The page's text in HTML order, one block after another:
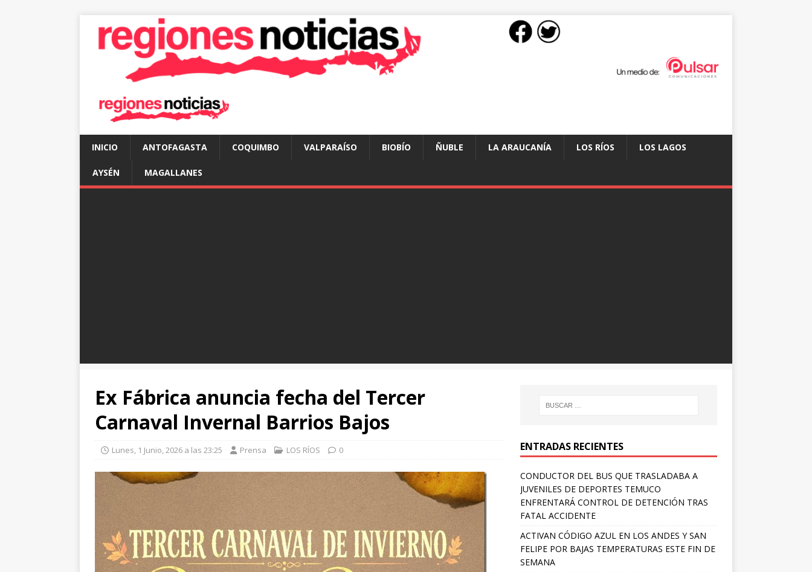
INICIO ANTOFAGASTA COQUIMBO VALPARAÍSO BIOBÍO ÑUBLE LA ARAUCANÍA LOS RÍOS LOS LAGOS
AYSÉN MAGALLANES
Ex Fábrica anuncia fecha del Tercer
Carnaval Invernal Barrios Bajos
Lunes, 1 Junio, 2026 a las 23:25 Prensa LOS RÍOS 0 ENTRADAS RECIENTES
CONDUCTOR DEL BUS QUE TRASLADABA A
JUVENILES DE DEPORTES TEMUCO
ENFRENTARÁ CONTROL DE DETENCIÓN TRAS
FATAL ACCIDENTE
ACTIVAN CÓDIGO AZUL EN LOS ANDES Y SAN
FELIPE POR BAJAS TEMPERATURAS ESTE FIN DE
SEMANA